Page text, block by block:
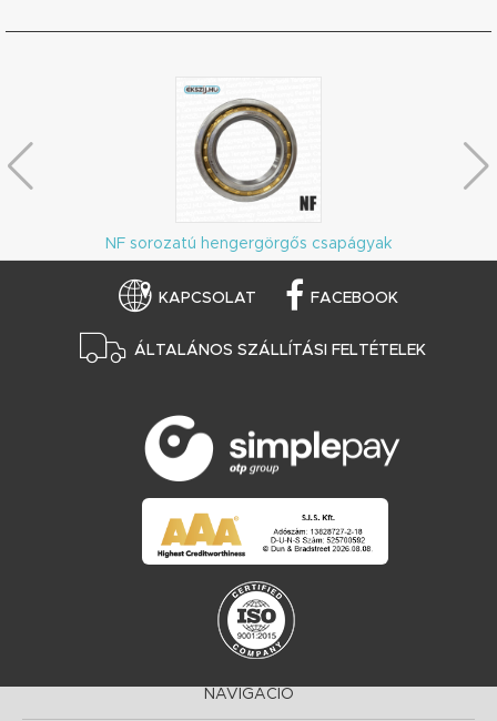
NF sorozatú hengergörgős csapágyak
KAPCSOLAT FACEBOOK
ÁLTALÁNOS SZÁLLÍTÁSI FELTÉTELEK
NAVIGÁCIÓ